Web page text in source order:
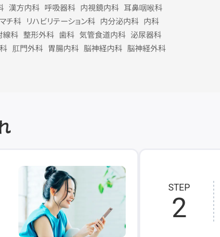
漢方内科 呼吸器科 内視鏡内科 耳鼻咽喉科
チ科 リハビリテーション科 内分泌内科 内科
線科 整形外科 歯科 気管食道内科 泌尿器科
肛門外科 胃腸内科 脳神経内科 脳神経外科
STEP
2